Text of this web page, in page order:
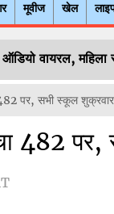
मूवीज खेल
ऑडियो वायरल,
482 पर, सभी स्कूल
482